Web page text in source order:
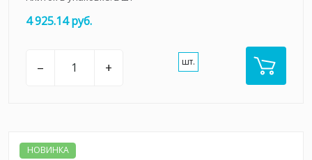
4 925.14 руб.
– + шт.
НОВИНКА